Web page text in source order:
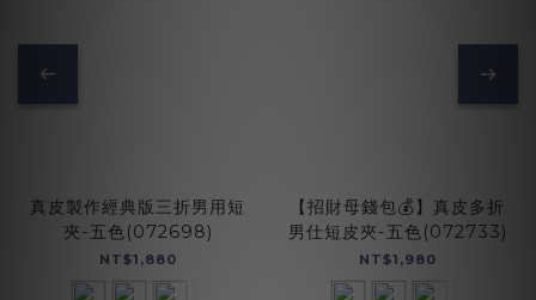
真皮製作經典版三折男用短
夾-五色(072698)
NT$1,880
【招財母錢包💰】真皮多折
男仕短皮夾-五色(072733)
NT$1,980